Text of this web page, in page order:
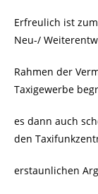
Erfreulich ist
Neu-/
Rahmen der
Taxigewerbe
es dann auch
den
erstaunlichen